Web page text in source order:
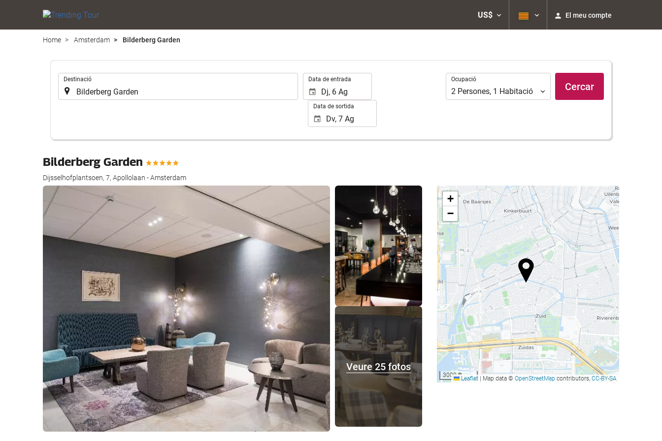
US$ El meu compte
Home Amsterdam Bilderberg Garden
Destinació Data de entrada
Data de sortida
Ocupació
Ocupació
2 Persones, 1 Habitació Cercar
Bilderberg Garden
Dijsselhofplantsoen, 7, Apollolaan - Amsterdam
Veure 25 fotos
Veure 25 fotos
+
−
3000 ftLeaflet Map data © OpenStreetMap contributors, CC-BY-SA